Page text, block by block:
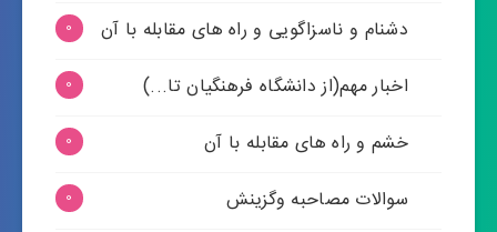
دشنام و ناسزاگویی و راه های مقابله با آن 0
اخبار مهم(از دانشگاه فرهنگیان تا...) 0
خشم و راه های مقابله با آن 0
سوالات مصاحبه وگزینش 0